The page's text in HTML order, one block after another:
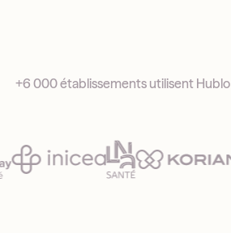
+6 000 établissements utilisent Hublo